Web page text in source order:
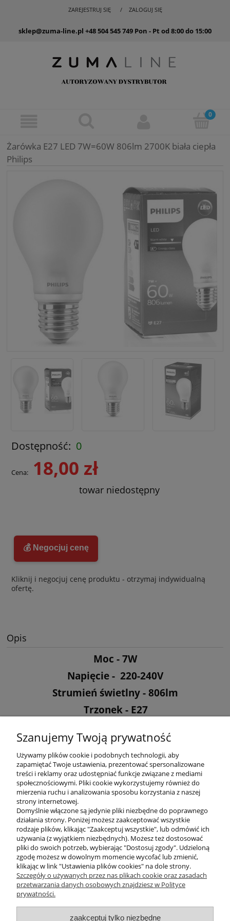
ZAREJESTRUJ SIĘ ZALOGUJ SIĘ
sklep@zuma-line.pl +48 504 545 749 Pon - Pt od 8:00 do 15:00
Żarówka E27 LED 7W=60W 806lm 2700K biała ciepła
Philips
Dostępność: 0
Cena: 18,00 zł
towar niedostępny
💰 Negocjuj cenę
Kliknij i negocjuj cenę produktu - otrzymaj indywidualną
ofertę.
Opis
Moc - 7W
Napięcie - 220-240V
Strumień świetlny - 806lm
Trzonek - E27
Kąt rozsyłu światła - 300°
KONTAKT
DODATKOWE
MOJE KONTO
Szanujemy Twoją prywatność
Używamy plików cookie i podobnych technologii, aby
zapamiętać Twoje ustawienia, prezentować spersonalizowane
treści i reklamy oraz udostępniać funkcje związane z mediami
społecznościowymi. Pliki cookie wykorzystujemy również do
mierzenia ruchu i analizowania sposobu korzystania z naszej
strony internetowej.
Domyślnie włączone są jedynie pliki niezbędne do poprawnego
działania strony. Poniżej możesz zaakceptować wszystkie
rodzaje plików, klikając "Zaakceptuj wszystkie", lub odmówić ich
używania (z wyjątkiem niezbędnych). Możesz też dostosować
pliki do swoich potrzeb, wybierając "Dostosuj zgody". Udzieloną
zgodę możesz w dowolnym momencie wycofać lub zmienić,
klikając w link "Ustawienia plików cookies" na dole strony.
Szczegóły o używanych przez nas plikach cookie oraz zasadach
przetwarzania danych osobowych znajdziesz w Polityce
prywatności.
zaakceptuj tylko niezbędne